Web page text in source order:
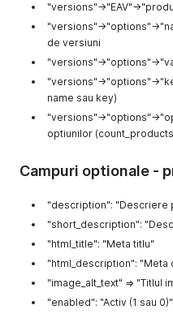
"ID intern
"sku" : "SKU",
"base_price"
"price": "Pret de
"stockStatus":
"stockManagement"
"id Attribut": {
}
},
{
"ID intern
"sku" : "SKU",
"base_price" :
"price": "Pret de
"stock"
"Stoc
"stockStatus":
"versions"->"EAV"-
"versions"->"options"-
de versiuni
"versions"->"options"-
"versions"->"options"-
name sau key)
"versions"->"options"-
optiunilor
Campuri optionale -
"description": "Descriere
"short_description":
"html_title": "Meta titlu"
"html_description": "Meta
"image_alt_text" => "Titlul
"enabled": "Activ (1 sau 0)"